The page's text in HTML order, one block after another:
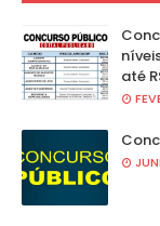
até